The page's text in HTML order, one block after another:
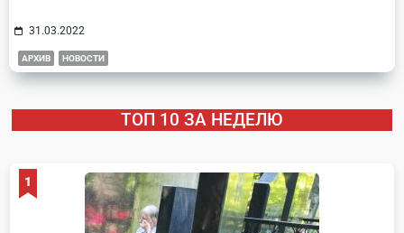
31.03.2022
АРХИВ НОВОСТИ
ТОП 10 ЗА НЕДЕЛЮ